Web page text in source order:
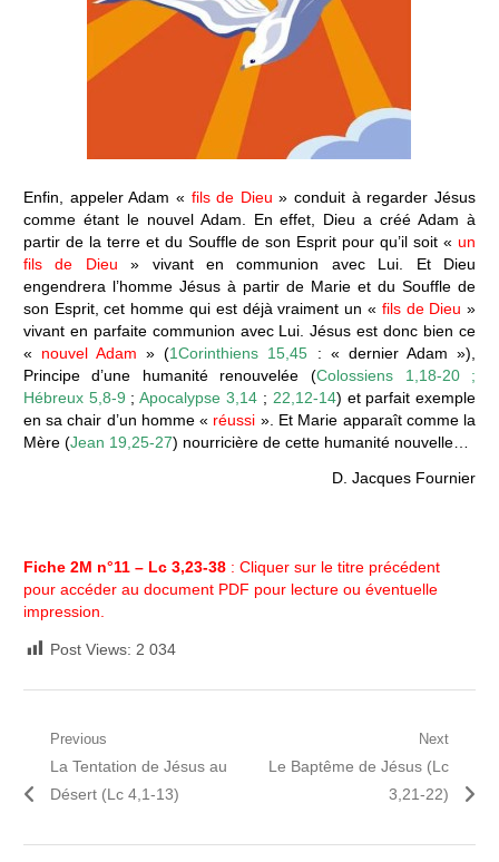
Enfin, appeler Adam « fils de Dieu » conduit à regarder Jésus
comme étant le nouvel Adam. En effet, Dieu a créé Adam à
partir de la terre et du Souffle de son Esprit pour qu’il soit «un
fils de Dieu » vivant en communion avec Lui. Et Dieu
engendrera l’homme Jésus à partir de Marie et du Souffle de
son Esprit, cet homme qui est déjà vraiment un « fils de Dieu »
vivant en parfaite communion avec Lui. Jésus est donc bien ce
« nouvel Adam » (1Corinthiens 15,45 : « dernier Adam »),
Principe d’une humanité renouvelée (Colossiens 1,18-20 ;
Hébreux 5,8-9 ;Apocalypse 3,14 ; 22,12-14) et parfait exemple
en sa chair d’un homme « réussi ». Et Marie apparaît comme la
Mère (Jean 19,25-27) nourricière de cette humanité nouvelle…
D. Jacques Fournier
Fiche 2M n°11 – Lc 3,23-38: Cliquer sur le titre précédent
pour accéder au document PDF pour lecture ou éventuelle
impression.
Post Views: 2 034
Navigation
de
Previous
Previous
post:
La Tentation de Jésus au
Désert (Lc 4,1-13)
Next
Next
Le Baptême de Jésus (Lc
3,21-22)